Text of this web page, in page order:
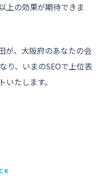
上の効果が期待できま
が、大阪府のあなたの会
り、いまのSEOで上位表
たします。